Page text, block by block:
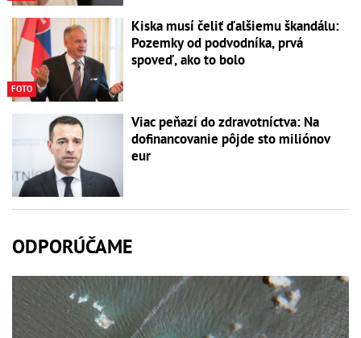
FOTO
Kiska musí čeliť ďalšiemu škandálu:
Pozemky od podvodníka, prvá
spoveď, ako to bolo
Viac peňazí do zdravotníctva: Na
dofinancovanie pôjde sto miliónov
eur
ODPORÚČAME